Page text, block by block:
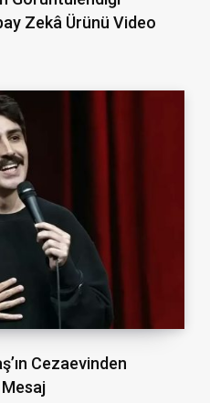
Zekâ Ürünü Video
Cezaevinden